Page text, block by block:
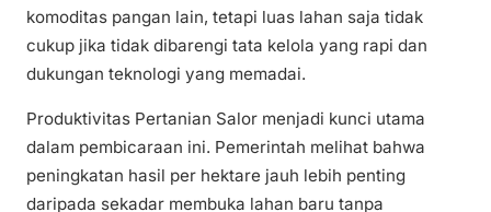
komoditas pangan lain, tetapi luas lahan saja tidak
cukup jika tidak dibarengi tata kelola yang rapi dan
dukungan teknologi yang memadai.
Produktivitas Pertanian Salor menjadi kunci utama
dalam pembicaraan ini. Pemerintah melihat bahwa
peningkatan hasil per hektare jauh lebih penting
daripada sekadar membuka lahan baru tanpa